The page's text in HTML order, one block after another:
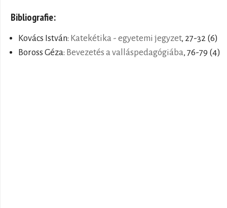
Bibliografie:
Kovács István: Katekétika - egyetemi jegyzet, 27-32 (6)
Boross Géza: Bevezetés a valláspedagógiába, 76-79 (4)